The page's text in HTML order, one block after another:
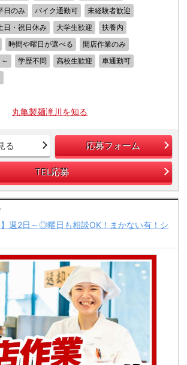
日のみ バイク通勤可
未経験者歓迎
日・祝日休み 大学生歓迎
扶養内
時間や曜日が選べる
開店作業のみ
学歴不問 高校生歓迎
車通勤可
丸亀製麺滝川を知る
る 応募フォーム
TEL応募
】週2日～◎曜日も相談OK！まかない有！シ